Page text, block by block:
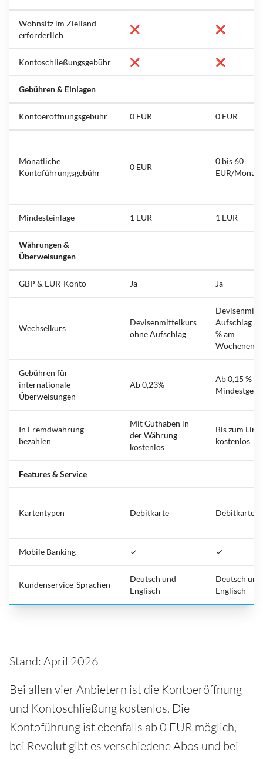
Wohnsitz im Zielland
erforderlich
❌ ❌
Kontoschließungsgebühr ❌ ❌
Gebühren & Einlagen
Kontoeröffnungsgebühr 0 EUR 0 EUR
Monatliche
Kontoführungsgebühr
0 EUR
0 bis 60
EUR/Monat
Mindesteinlage 1 EUR 1 EUR
Währungen &
Überweisungen
GBP & EUR-Konto Ja Ja
Wechselkurs
Devisenmittelkurs
ohne Aufschlag
Aufschlag
% am
Wochenende
Gebühren für
internationale
Überweisungen
Ab 0,23%
Ab 0,15 % +
In Fremdwährung
bezahlen
Mit Guthaben in
der Währung
kostenlos
Bis zum
kostenlos
Features & Service
Kartentypen Debitkarte Debitkarte
Mobile Banking ✓ ✓
Kundenservice-Sprachen
Deutsch und
Englisch
Deutsch und
Englisch
Stand: April 2026
Bei allen vier Anbietern ist die Kontoeröffnung
und Kontoschließung kostenlos. Die
Kontoführung ist ebenfalls ab 0 EUR möglich,
bei Revolut gibt es verschiedene Abos und bei